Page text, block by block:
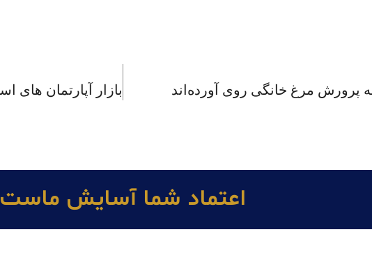
به پرورش مرغ خانگی روی آورده‌اند
اعتماد شما آسايش ماست